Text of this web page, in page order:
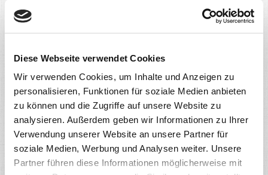
Diese Webseite verwendet Cookies
Wir verwenden Cookies, um Inhalte und Anzeigen zu
personalisieren, Funktionen für soziale Medien anbieten
zu können und die Zugriffe auf unsere Website zu
analysieren. Außerdem geben wir Informationen zu Ihrer
Verwendung unserer Website an unsere Partner für
soziale Medien, Werbung und Analysen weiter. Unsere
Partner führen diese Informationen möglicherweise mit